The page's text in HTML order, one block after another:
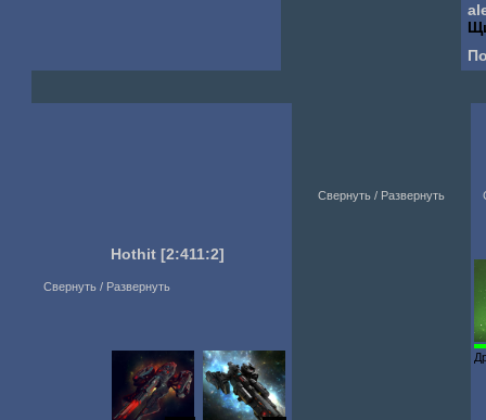
Hothit [2:411:2]
Свернуть / Развернуть
Свернуть / Развернуть